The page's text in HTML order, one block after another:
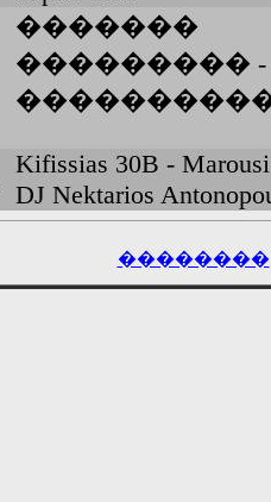
�������
���������
Kifissias 30B - Marousi
DJ Nektarios
��������